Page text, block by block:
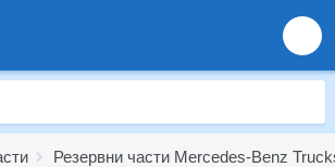
Резервни части Mercedes-Benz